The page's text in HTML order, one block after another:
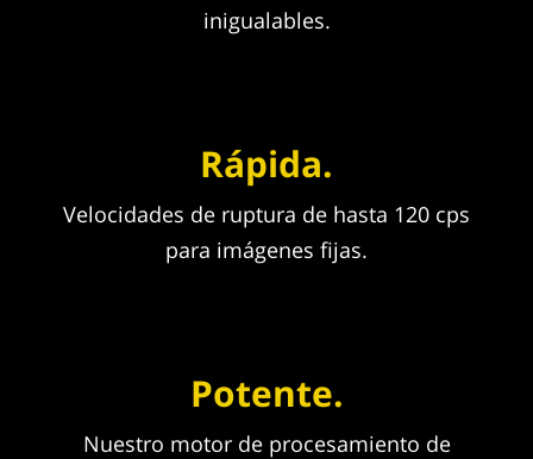
inigualables.
Rápida.
Velocidades de ruptura de hasta 120 cps
para imágenes fijas.
Potente.
Nuestro motor de procesamiento de